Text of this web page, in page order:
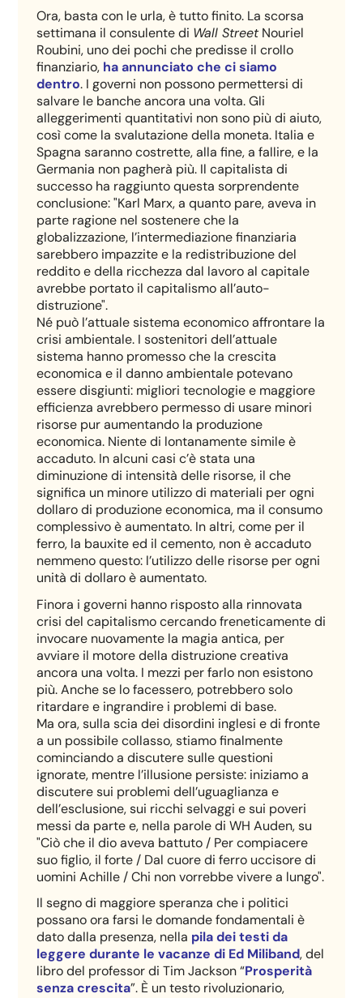
Ora, basta con le urla, è tutto finito. La scorsa
settimana il consulente di Wall StreetNouriel
Roubini, uno dei pochi che predisse il crollo
finanziario, ha annunciato che ci siamo
dentro. I governi non possono permettersi di
salvare le banche ancora una volta. Gli
alleggerimenti quantitativi non sono più di aiuto,
così come la svalutazione della moneta. Italia e
Spagna saranno costrette, alla fine, a fallire, e la
Germania non pagherà più. Il capitalista di
successo ha raggiunto questa sorprendente
conclusione: "Karl Marx, a quanto pare, aveva in
parte ragione nel sostenere che la
globalizzazione, l’intermediazione finanziaria
sarebbero impazzite e la redistribuzione del
reddito e della ricchezza dal lavoro al capitale
avrebbe portato il capitalismo all’auto-
distruzione".
Né può l’attuale sistema economico affrontare la
crisi ambientale. I sostenitori dell’attuale
sistema hanno promesso che la crescita
economica e il danno ambientale potevano
essere disgiunti: migliori tecnologie e maggiore
efficienza avrebbero permesso di usare minori
risorse pur aumentando la produzione
economica. Niente di lontanamente simile è
accaduto. In alcuni casi c’è stata una
diminuzione di intensità delle risorse, il che
significa un minore utilizzo di materiali per ogni
dollaro di produzione economica, ma il consumo
complessivo è aumentato. In altri, come per il
ferro, la bauxite ed il cemento, non è accaduto
nemmeno questo: l’utilizzo delle risorse per ogni
unità di dollaro è aumentato.
Finora i governi hanno risposto alla rinnovata
crisi del capitalismo cercando freneticamente di
invocare nuovamente la magia antica, per
avviare il motore della distruzione creativa
ancora una volta. I mezzi per farlo non esistono
più. Anche se lo facessero, potrebbero solo
ritardare e ingrandire i problemi di base.
Ma ora, sulla scia dei disordini inglesi e di fronte
a un possibile collasso, stiamo finalmente
cominciando a discutere sulle questioni
ignorate, mentre l’illusione persiste: iniziamo a
discutere sui problemi dell’uguaglianza e
dell’esclusione, sui ricchi selvaggi e sui poveri
messi da parte e, nella parole di WH Auden, su
"Ciò che il dio aveva battuto / Per compiacere
suo figlio, il forte / Dal cuore di ferro uccisore di
uomini Achille / Chi non vorrebbe vivere a lungo".
Il segno di maggiore speranza che i politici
possano ora farsi le domande fondamentali è
dato dalla presenza, nella pila dei testi da
leggere durante le vacanze di Ed Miliband, del
libro del professor di Tim Jackson “Prosperità
senza crescita”. È un testo rivoluzionario,